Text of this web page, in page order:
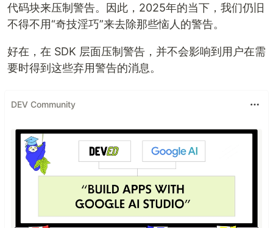
代码块来压制警告。因此，2025年的当下，我们仍旧
不得不用“奇技淫巧”来去除那些恼人的警告。
好在，在 SDK 层面压制警告，并不会影响到用户在需
要时得到这些弃用警告的消息。
DEV Community